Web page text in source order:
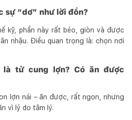
sự “dơ” như lời đồn?
kỹ, phần này rất béo, giòn và được
nhậu. Điều quan trọng là: chọn nơi
là tử cung lợn? Có ăn được
lợn nái – ăn được, rất ngon, nhưng
vì lý do tâm lý.